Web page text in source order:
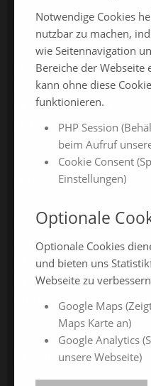
ONLINE-
ChamlandSchau24
ChamlandVital24
ChamlandBau24
ChamlandCareer24
ÜBER UNS
Veranstalter
Messe-News
Medienspiegel
Facebook
Instagram
SERVICE
Notwendige Cookies
nutzbar zu machen,
wie Seitennavigation
Bereiche der Webseite
kann ohne diese
funktionieren.
PHP Session
beim Aufruf
Cookie Consent
Einstellungen)
Optionale
Optionale Cookies
und bieten uns
Webseite zu
Google Maps
Maps Karte an)
Google Analytics
unsere Webseite)